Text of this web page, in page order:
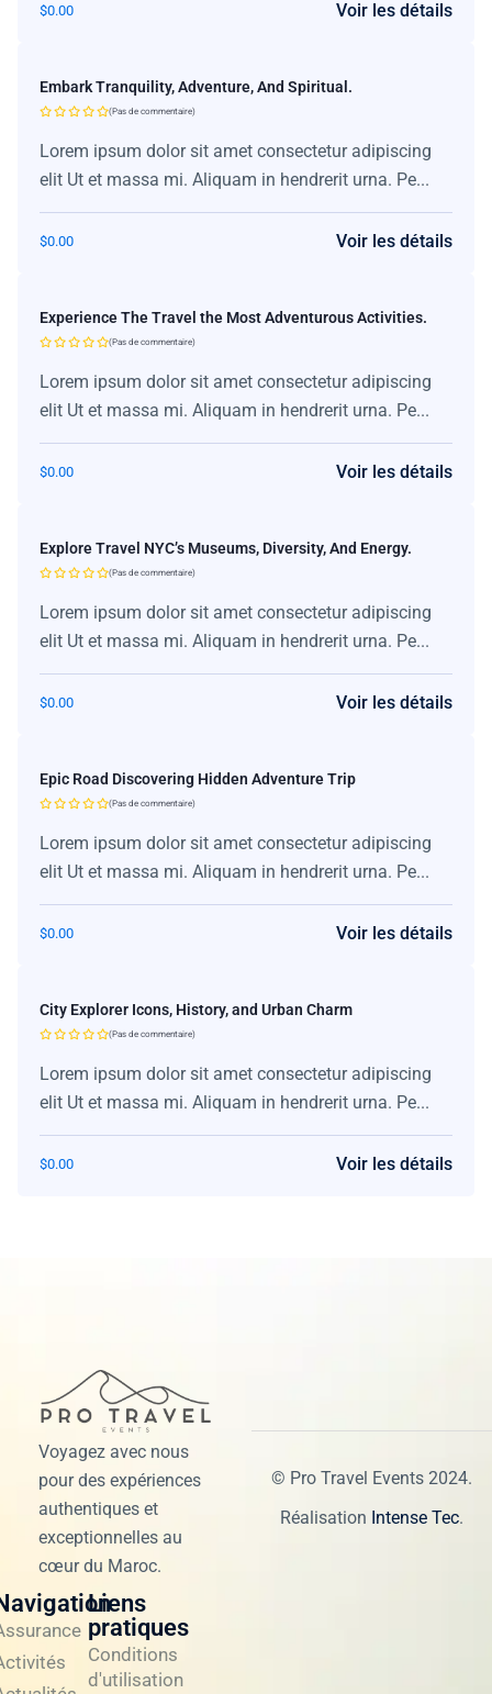
$0.00 Voir les détails
Embark Tranquility, Adventure, And Spiritual.
(Pas de commentaire)
Lorem ipsum dolor sit amet consectetur adipiscing
elit Ut et massa mi. Aliquam in hendrerit urna. Pe...
$0.00 Voir les détails
Experience The Travel the Most Adventurous Activities.
(Pas de commentaire)
Lorem ipsum dolor sit amet consectetur adipiscing
elit Ut et massa mi. Aliquam in hendrerit urna. Pe...
$0.00 Voir les détails
Explore Travel NYC’s Museums, Diversity, And Energy.
(Pas de commentaire)
Lorem ipsum dolor sit amet consectetur adipiscing
elit Ut et massa mi. Aliquam in hendrerit urna. Pe...
$0.00 Voir les détails
Epic Road Discovering Hidden Adventure Trip
(Pas de commentaire)
Lorem ipsum dolor sit amet consectetur adipiscing
elit Ut et massa mi. Aliquam in hendrerit urna. Pe...
$0.00 Voir les détails
City Explorer Icons, History, and Urban Charm
(Pas de commentaire)
Lorem ipsum dolor sit amet consectetur adipiscing
elit Ut et massa mi. Aliquam in hendrerit urna. Pe...
$0.00 Voir les détails
Voyagez avec nous
pour des expériences
authentiques et
exceptionnelles au
cœur du Maroc.
Liens
pratiques
Conditions
d'utilisation
© Pro Travel Events 2024.
Réalisation Intense Tec.